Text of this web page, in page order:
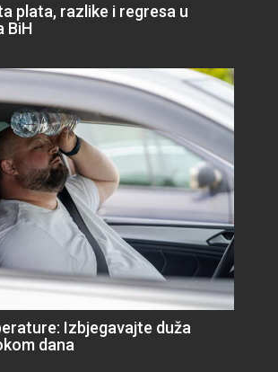
plata, razlike i regresa u
BiH
Izbjegavajte duža
dana